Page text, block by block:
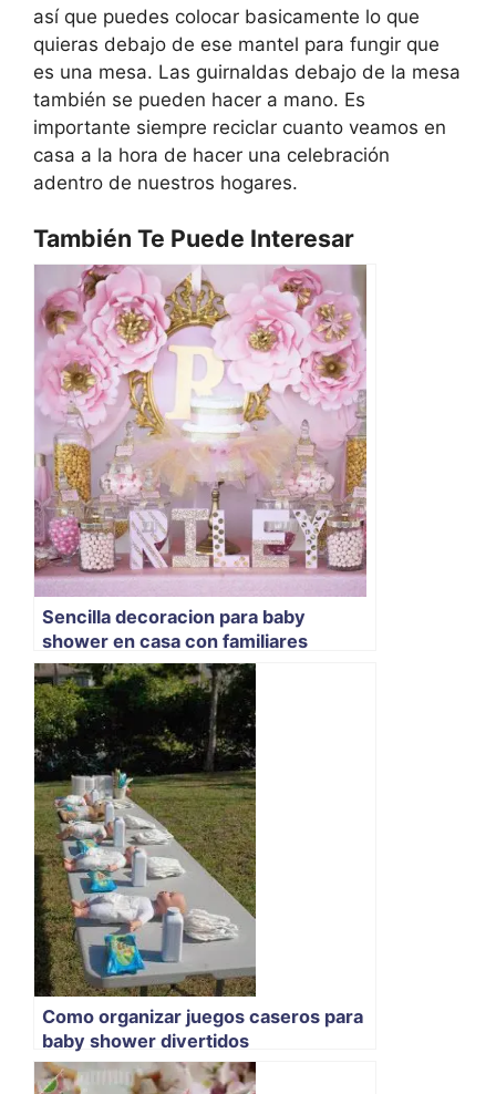
así que puedes colocar basicamente lo que
quieras debajo de ese mantel para fungir que
es una mesa. Las guirnaldas debajo de la mesa
también se pueden hacer a mano. Es
importante siempre reciclar cuanto veamos en
casa a la hora de hacer una celebración
adentro de nuestros hogares.
También Te Puede Interesar
Sencilla decoracion para baby
shower en casa con familiares
Como organizar juegos caseros para
baby shower divertidos